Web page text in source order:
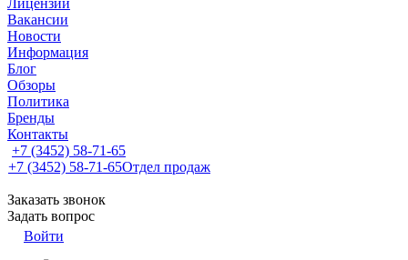
Лицензии
Вакансии
Новости
Информация
Блог
Обзоры
Политика
Бренды
Контакты
+7 (3452) 58-71-65
+7 (3452) 58-71-65Отдел продаж
Заказать звонок
Задать вопрос
Войти